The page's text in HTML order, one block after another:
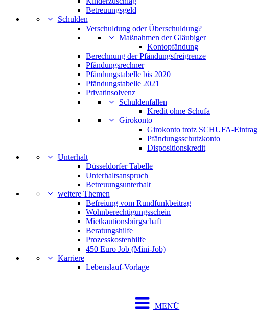
Betreuungsgeld
Schulden
Verschuldung oder Überschuldung?
Maßnahmen der Gläubiger
Kontopfändung
Berechnung der Pfändungsfreigrenze
Pfändungsrechner
Pfändungstabelle bis 2020
Pfändungstabelle 2021
Privatinsolvenz
Schuldenfallen
Kredit ohne Schufa
Girokonto
Girokonto trotz SCHUFA-Eintrag
Pfändungsschutzkonto
Dispositionskredit
Unterhalt
Düsseldorfer Tabelle
Unterhaltsanspruch
Betreuungsunterhalt
weitere Themen
Befreiung vom Rundfunkbeitrag
Wohnberechtigungsschein
Mietkautionsbürgschaft
Beratungshilfe
Prozesskostenhilfe
450 Euro Job (Mini-Job)
Karriere
Lebenslauf-Vorlage
MENÜ